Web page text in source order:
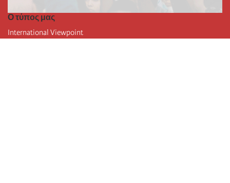
Ο τύπος μας
International Viewpoint